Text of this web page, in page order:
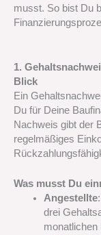
musst. So bist Du
1.
Blick
Ein
Du für Deine
Nachweis gibt der
regelmäßiges
Was musst Du
Angestellte
drei